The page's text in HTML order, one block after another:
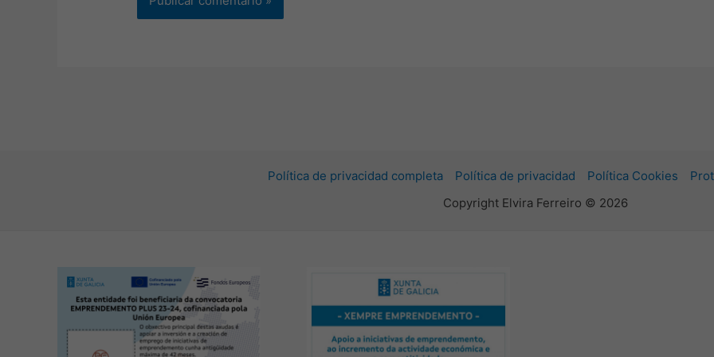
Política de privacidad completa Política de privacidad Política Cookies
Copyright Elvira Ferreiro © 2026